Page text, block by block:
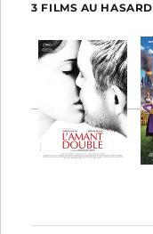
3 FILMS AU HASARD